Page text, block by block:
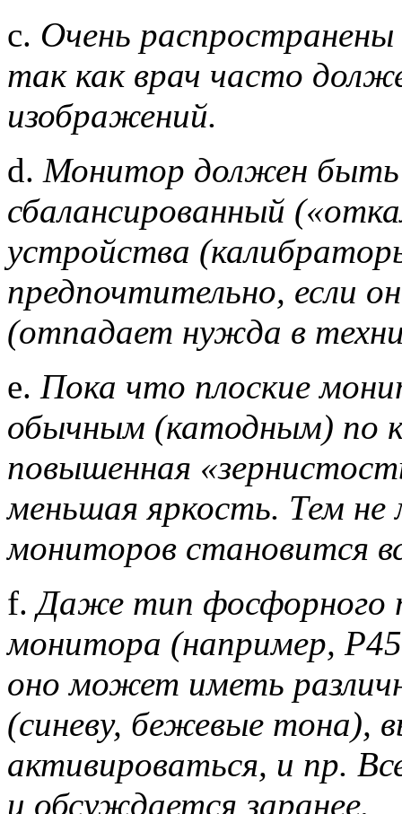
c. Очень
так как врач часто
изображений.
d. Монитор должен быть
сбалансированный
устройства
предпочтительно, если
(отпадает нужда в
e. Пока что плоские
обычным (катодным) по
повышенная
меньшая яркость. Тем не
мониторов становится
f.Даже тип фосфорного
монитора (например,
оно может иметь
(синеву, бежевые тона),
активироваться, и пр.
и обсуждается заранее.